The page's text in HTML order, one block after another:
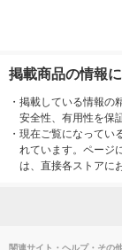
掲載商品の情報
・ 掲載している情報の
安全性、有用性を保
・ 現在ご覧になってい
れています。ページ
は、直接各ストアに